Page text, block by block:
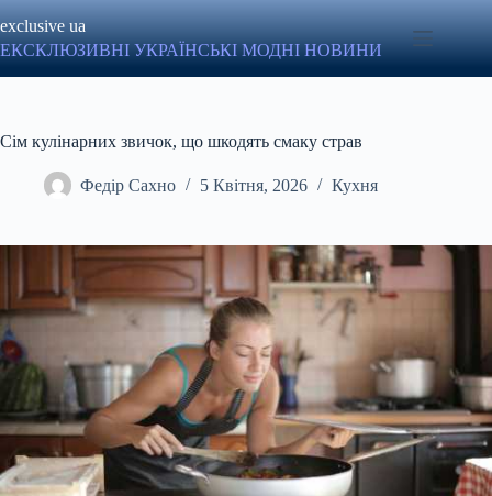
до
вмісту
exclusive ua
ЕКСКЛЮЗИВНІ УКРАЇНСЬКІ МОДНІ НОВИНИ
Сім кулінарних звичок, що шкодять смаку страв
Федір Сахно 5 Квітня, 2026 Кухня